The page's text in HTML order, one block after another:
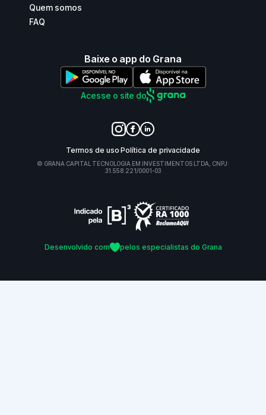
Quem somos
FAQ
Baixe o app do Grana
Acesse o site do
Termos de uso Política de privacidade
© GRANA CAPITAL TECNOLOGIA EM INVESTIMENTOS LTDA, CNPJ:
31.558.221/0001-03
Desenvolvido com pelos especialistas do Grana